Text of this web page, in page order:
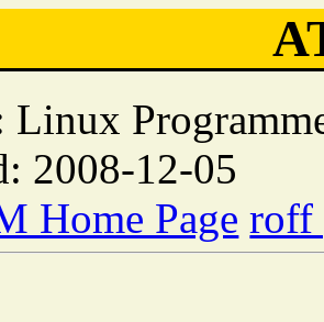
Linux
2008-12-05
Home Page roff